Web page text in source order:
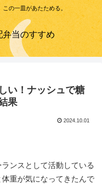
この一皿があたためる。
当のすすめ
い！ナッシュで糖
果
2024.10.01
ンスとして活動している
重が気になってきたんで